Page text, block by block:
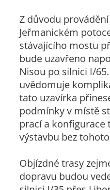
Z důvodu
Jeřmanickém
stávajícího mostu
bude uzavřeno
Nisou po silnici I/65.
uvědomuje
tato uzavírka
podmínky v místě
prací a
výstavbu bez
Objízdné trasy
dopravu budou